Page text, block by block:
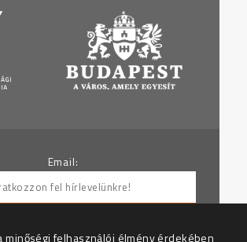
Email:
minőségi felhasználói élmény érdekében